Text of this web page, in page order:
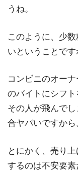
うね。
このように、少
いということです
コンビニのオー
のバイトにシフト
その人が飛んで
合ヤバいですから
とにかく、売り
するのは不安要素